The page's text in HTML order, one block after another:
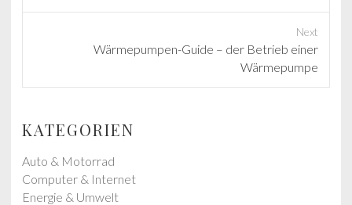
r
p
o
Next
x
p
o
s
t
:
Wärmepumpen-Guide – der Betrieb einer
Wärmepumpe
KATEGORIEN
Auto & Motorrad
Computer & Internet
Energie & Umwelt